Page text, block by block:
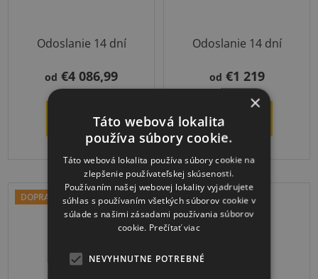
Odoslanie 14 dní
od €4 086,99
DETAIL
Odoslanie 14 dní
od €1 219
DETAIL
DOPRAVA ZADARMO DOPRAVA ZADARMO
×
Táto webová lokalita
používa súbory cookie.
Táto webová lokalita používa súbory cookie na
zlepšenie používateľskej skúsenosti.
Používaním našej webovej lokality vyjadrujete
súhlas s používaním všetkých súborov cookie v
súlade s našimi zásadami používania súborov
cookie. Prečítať viac
NEVYHNUTNE POTREBNÉ